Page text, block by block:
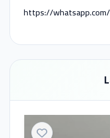
https://